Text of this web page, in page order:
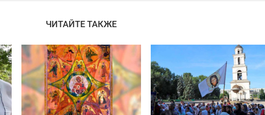
ЧИТАЙТЕ ТАКЖЕ